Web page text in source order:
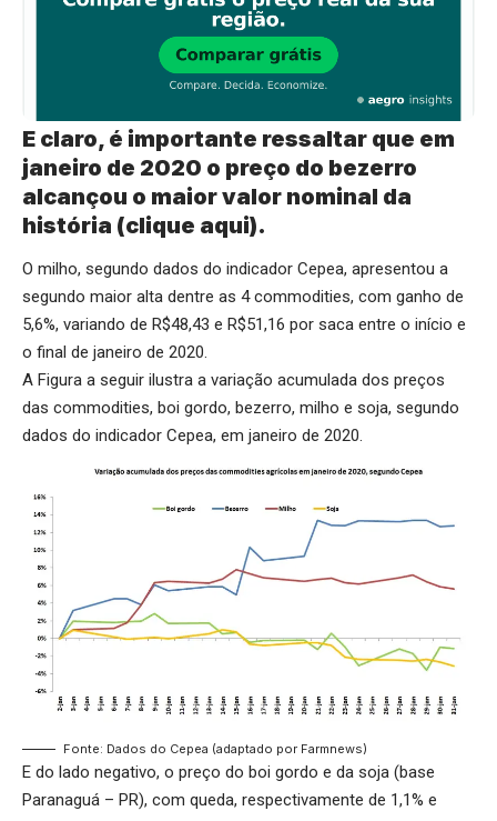
E claro, é importante ressaltar que em
janeiro de 2020 o preço do bezerro
alcançou o maior valor nominal da
história (clique aqui).
O milho, segundo dados do indicador Cepea, apresentou a
segundo maior alta dentre as 4 commodities, com ganho de
5,6%, variando de R$48,43 e R$51,16 por saca entre o início e
o final de janeiro de 2020.
A Figura a seguir ilustra a variação acumulada dos preços
das commodities, boi gordo, bezerro, milho e soja, segundo
dados do indicador Cepea, em janeiro de 2020.
Fonte: Dados do Cepea (adaptado por Farmnews)
E do lado negativo, o preço do boi gordo e da soja (base
Paranaguá – PR), com queda, respectivamente de 1,1% e